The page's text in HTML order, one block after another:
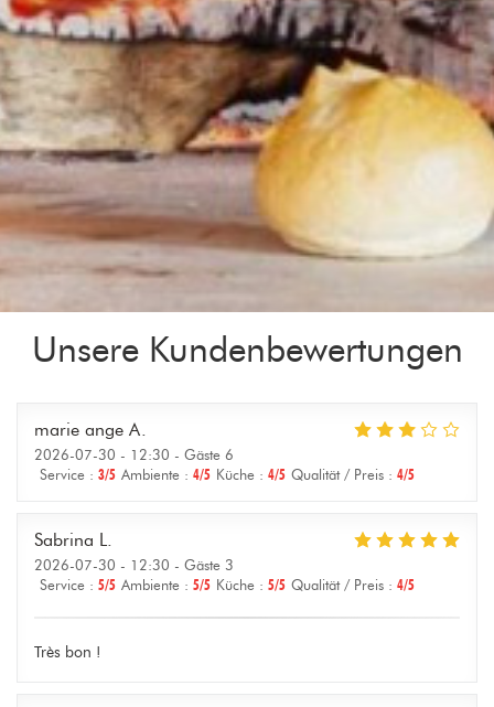
Unsere Kundenbewertungen
marie ange A
2026-07-30 - 12:30 - Gäste 6
Service : 3/5 Ambiente : 4/5 Küche : 4/5 Qualität / Preis : 4/5
Sabrina L
2026-07-30 - 12:30 - Gäste 3
Service : 5/5 Ambiente : 5/5 Küche : 5/5 Qualität / Preis : 4/5
Très bon !